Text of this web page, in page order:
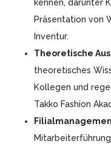
kennen, darunter
Präsentation von
Inventur.
Theoretische
theoretisches
Kollegen und
Takko Fashion